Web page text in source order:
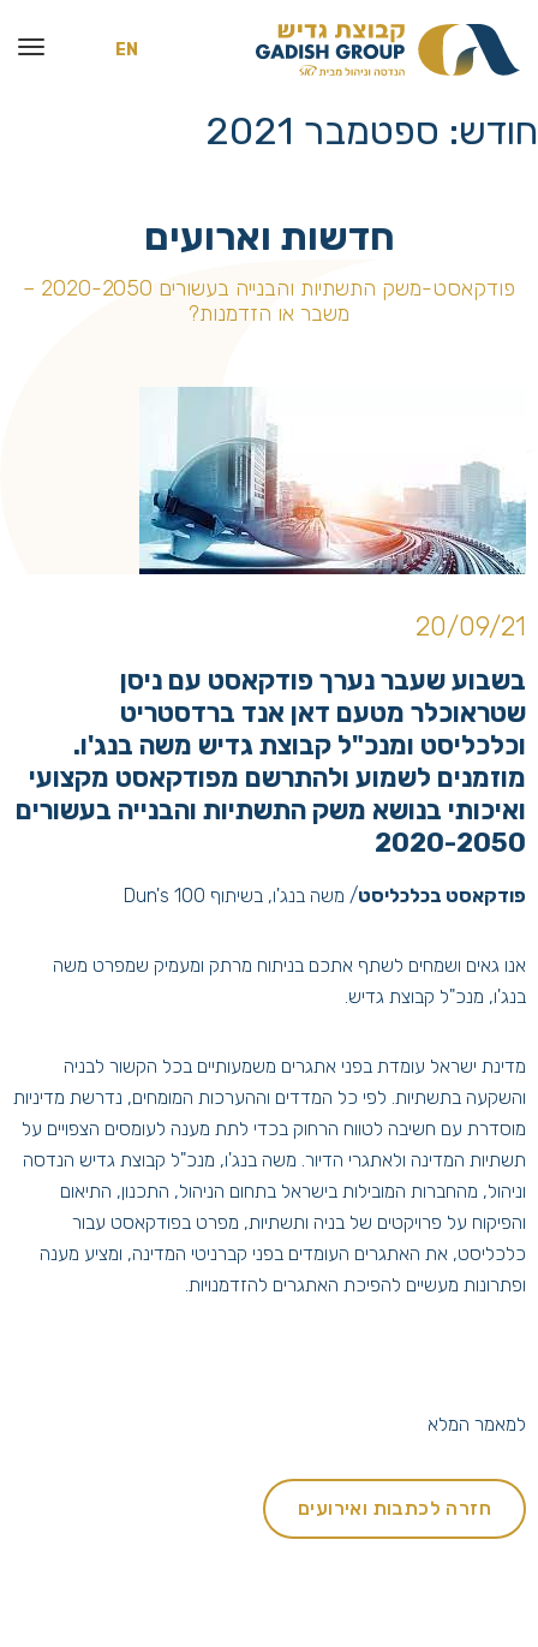
EN
חודש: ספטמבר 2021
חדשות וארועים
פודקאסט-משק התשתיות והבנייה בעשורים 2020-2050 –
משבר או הזדמנות?
20/09/21
בשבוע שעבר נערך פודקאסט עם ניסן
שטראוכלר מטעם דאן אנד ברדסטריט
וכלכליסט ומנכ"ל קבוצת גדיש משה בנג'ו.
מוזמנים לשמוע ולהתרשם מפודקאסט מקצועי
ואיכותי בנושא משק התשתיות והבנייה בעשורים
2020-2050
פודקאסט בכלכליסט/ משה בנג'ו, בשיתוף Dun's 100
אנו גאים ושמחים לשתף אתכם בניתוח מרתק ומעמיק שמפרט משה
בנג'ו, מנכ"ל קבוצת גדיש.
מדינת ישראל עומדת בפני אתגרים משמעותיים בכל הקשור לבניה
והשקעה בתשתיות. לפי כל המדדים וההערכות המומחים, נדרשת מדיניות
מוסדרת עם חשיבה לטווח הרחוק בכדי לתת מענה לעומסים הצפויים על
תשתיות המדינה ולאתגרי הדיור. משה בנג'ו, מנכ"ל קבוצת גדיש הנדסה
וניהול, מהחברות המובילות בישראל בתחום הניהול, התכנון, התיאום
והפיקוח על פרויקטים של בניה ותשתיות, מפרט בפודקאסט עבור
כלכליסט, את האתגרים העומדים בפני קברניטי המדינה, ומציע מענה
ופתרונות מעשיים להפיכת האתגרים להזדמנויות.
למאמר המלא
חזרה לכתבות ואירועים